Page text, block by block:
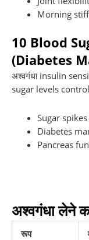
Morning
10 Blood
(Diabetes
अश्वगंधा insulin
sugar levels control
Sugar spikes
Diabetes
Pancreas
अश्वगंधा लेने
रूप